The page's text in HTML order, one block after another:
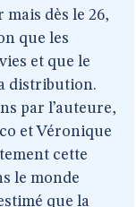
dès le 26,
que les
et que le
distribution.
par l’auteure,
et Véronique
cette
le monde
que la